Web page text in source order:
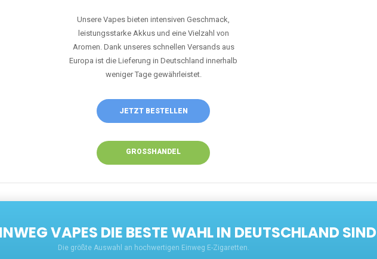
Unsere Vapes bieten intensiven Geschmack,
leistungsstarke Akkus und eine Vielzahl von
Aromen. Dank unseres schnellen Versands aus
Europa ist die Lieferung in Deutschland innerhalb
weniger Tage gewährleistet.
JETZT BESTELLEN
GROSSHANDEL
VAPES DIE BESTE WAHL IN DEUTSCHLAND SIND
Die größte Auswahl an hochwertigen Einweg E-Zigaretten.